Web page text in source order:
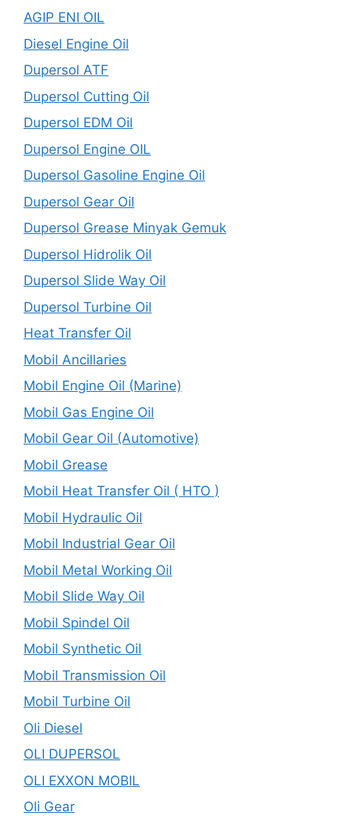
AGIP ENI OIL
Diesel Engine Oil
Dupersol ATF
Dupersol Cutting Oil
Dupersol EDM Oil
Dupersol Engine OIL
Dupersol Gasoline Engine Oil
Dupersol Gear Oil
Dupersol Grease Minyak Gemuk
Dupersol Hidrolik Oil
Dupersol Slide Way Oil
Dupersol Turbine Oil
Heat Transfer Oil
Mobil Ancillaries
Mobil Engine Oil (Marine)
Mobil Gas Engine Oil
Mobil Gear Oil (Automotive)
Mobil Grease
Mobil Heat Transfer Oil ( HTO )
Mobil Hydraulic Oil
Mobil Industrial Gear Oil
Mobil Metal Working Oil
Mobil Slide Way Oil
Mobil Spindel Oil
Mobil Synthetic Oil
Mobil Transmission Oil
Mobil Turbine Oil
Oli Diesel
OLI DUPERSOL
OLI EXXON MOBIL
Oli Gear